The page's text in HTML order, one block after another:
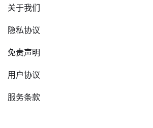
关于我们
隐私协议
免责声明
用户协议
服务条款